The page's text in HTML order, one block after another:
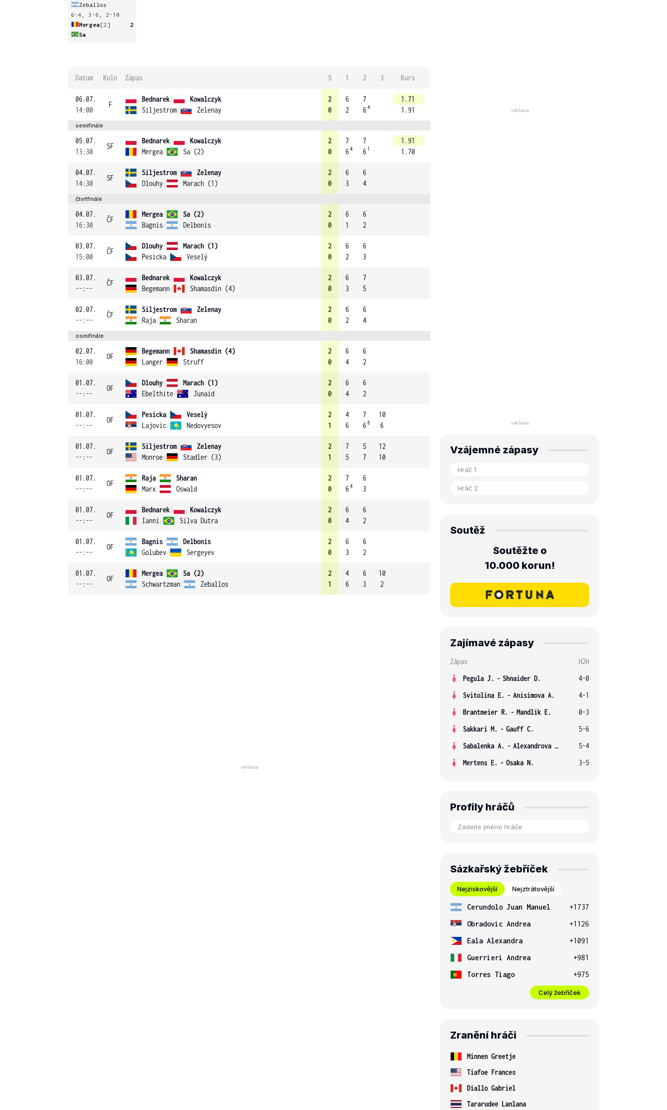
Zeballos
6-4, 3-6, 2-10
Mergea[2]
2
Sa
Datum Kolo Zápas S 1 2 3 Kurs
06.07.
14:00
F
Bednarek/
Kowalczyk
Siljestrom/ Zelenay
2
0
6
2
7
64
1.71
1.91
semifinále
05.07.
13:30
SF
Bednarek/
Kowalczyk
Mergea/ Sa (2)
2
0
7
64
7
6 1
1.91
1.70
04.07.
14:30
SF
Siljestrom/
Zelenay
Dlouhy/ Marach (1)
2
0
6
3
6
4
čtvrtfinále
04.07.
16:30
ČF
Mergea/
Sa (2)
Bagnis/ Delbonis
2
0
6
1
6
2
03.07.
15:00
ČF
Dlouhy/
Marach (1)
Pesicka/ Veselý
2
0
6
2
6
3
03.07.
--:--
ČF
Bednarek/
Kowalczyk
Begemann/ Shamasdin (4)
2
0
6
3
7
5
02.07.
--:--
ČF
Siljestrom/
Zelenay
Raja/ Sharan
2
0
6
2
6
4
osmifinále
02.07.
16:00
OF
Begemann/
Shamasdin (4)
Langer/ Struff
2
0
6
4
6
2
01.07.
--:--
OF
Dlouhy/
Marach (1)
Ebelthite/ Junaid
2
0
6
4
6
2
01.07.
--:--
OF
Pesicka/
Veselý
Lajovic/ Nedovyesov
2
1
4
6
7
68
10
6
01.07.
--:--
OF
Siljestrom/
Zelenay
Monroe/ Stadler (3)
2
1
7
5
5
7
12
10
01.07.
--:--
OF
Raja/
Sharan
Marx/ Oswald
2
0
7
64
6
3
01.07.
--:--
OF
Bednarek/
Kowalczyk
Ianni / Silva Dutra
2
0
6
4
6
2
01.07.
--:--
OF
Bagnis/
Delbonis
Golubev/ Sergeyev
2
0
6
3
6
2
01.07.
--:--
OF
Mergea/
Sa (2)
Schwartzman/ Zeballos
2
1
4
6
6
3
10
2
Vzájemné zápasy
Soutěž
Soutěžte o
10.000 korun!
Zajímavé zápasy
Zápas
H2H
Pegula J. - Shnaider D.
4-0
Svitolina E. - Anisimova A.
4-1
Brantmeier R. - Mandlik E.
0-3
Sakkari M. - Gauff C.
5-6
Sabalenka A. - Alexandrova E.
5-4
Mertens E. - Osaka N. 3-5
Profily hráčů
Sázkařský žebříček
Nejziskovější Nejztrátovější
Cerundolo Juan Manuel
+1737
Obradovic Andrea
+1126
Eala Alexandra
+1091
Guerrieri Andrea
+981
Torres Tiago
+975
Celý žebříček
Zranění hráči
Minnen Greetje
Tiafoe Frances
Diallo Gabriel
Tararudee Lanlana